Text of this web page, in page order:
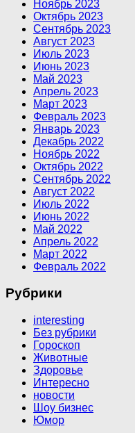
Ноябрь 2023
Октябрь 2023
Сентябрь 2023
Август 2023
Июль 2023
Июнь 2023
Май 2023
Апрель 2023
Март 2023
Февраль 2023
Январь 2023
Декабрь 2022
Ноябрь 2022
Октябрь 2022
Сентябрь 2022
Август 2022
Июль 2022
Июнь 2022
Май 2022
Апрель 2022
Март 2022
Февраль 2022
Рубрики
interesting
Без рубрики
Гороскоп
Животные
Здоровье
Интересно
новости
Шоу бизнес
Юмор